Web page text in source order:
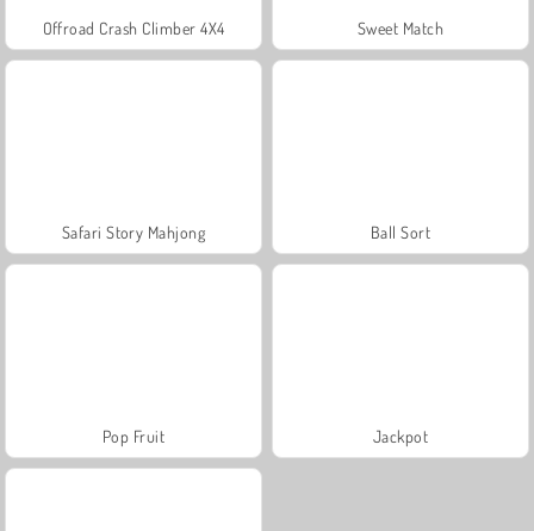
Offroad Crash Climber 4X4 Sweet Match
Safari Story Mahjong Ball Sort
Pop Fruit Jackpot